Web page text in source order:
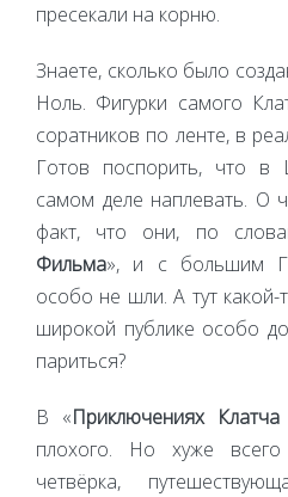
пресекали на корню.
Знаете, сколько было
Ноль. Фигурки самого
соратников по ленте, в
Готов поспорить, что
самом деле наплевать. О
факт, что они, по
Фильма», и с большим
особо не шли. А тут
широкой публике особо
париться?
В «Приключениях
плохого. Но хуже
четвёрка,